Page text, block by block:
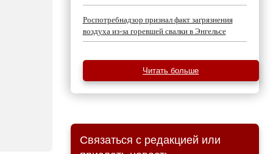
Роспотребнадзор признал факт загрязнения
воздуха из-за горевшей свалки в Энгельсе
Читать больше
Связаться с редакцией или